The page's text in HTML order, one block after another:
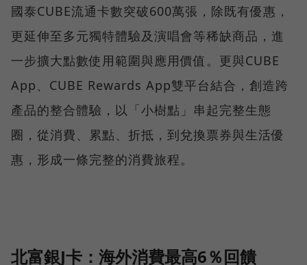
國泰CUBE流通卡數突破600萬張，除既有優惠，
更延伸至多元獨特體驗及演唱會等稀缺商品，進
一步擴大點數使用範圍與應用價值。更與CUBE
App、CUBE Rewards App雙平台結合，創造跨
產品的整合體驗，以「小樹點」串起完整生態
圈，從消費、累點、折抵，到兌換票券與生活優
惠，形成一條完整的消費旅程。
北富銀J卡：海外消費最高6％回饋